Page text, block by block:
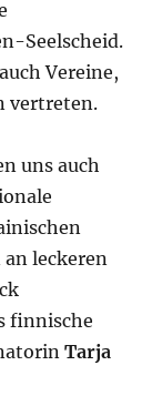
Seelscheid.
Vereine,
vertreten.
uns auch
leckeren
finnische
Tarja